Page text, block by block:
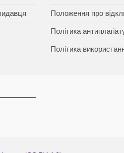
Положення про
Політика
Політика